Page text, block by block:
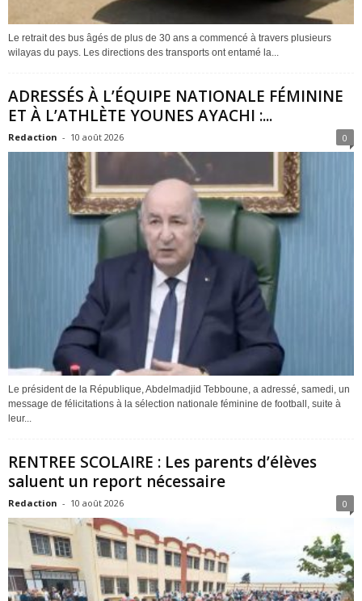
Le retrait des bus âgés de plus de 30 ans a commencé à travers plusieurs
wilayas du pays. Les directions des transports ont entamé la...
ADRESSÉS À L’ÉQUIPE NATIONALE FÉMININE
ET À L’ATHLÈTE YOUNES AYACHI :...
Redaction - 10 août 2026 0
Le président de la République, Abdelmadjid Tebboune, a adressé, samedi, un
message de félicitations à la sélection nationale féminine de football, suite à
leur...
RENTREE SCOLAIRE : Les parents d’élèves
saluent un report nécessaire
Redaction - 10 août 2026 0